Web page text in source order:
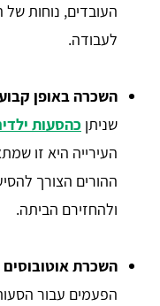
העובדים, נוחות של
לעבודה.
השכרה באופן
שניתן כהסעות
העירייה היא זו
ההורים הצורך
ולהחזירם הביתה.
השכרת
הפעמים עבור